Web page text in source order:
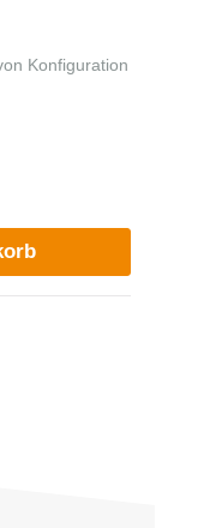
Konfiguration